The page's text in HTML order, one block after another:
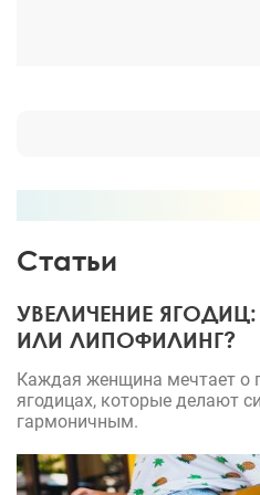
Статьи
УВЕЛИЧЕНИЕ
ИЛИ ЛИПОФИЛИНГ?
Каждая женщина мечтает о
ягодицах, которые делают
гармоничным.